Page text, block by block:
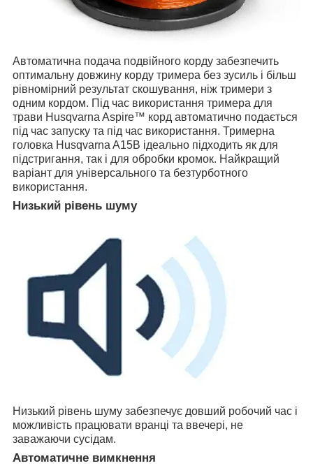
Автоматична подача подвійного корду забезпечить
оптимальну довжину корду тримера без зусиль і більш
рівномірний результат скошування, ніж тримери з
одним кордом. Під час використання тримера для
трави Husqvarna Aspire™ корд автоматично подається
під час запуску та під час використання. Тримерна
головка Husqvarna A15B ідеально підходить як для
підстригання, так і для обробки кромок. Найкращий
варіант для універсального та безтурботного
використання.
Низький рівень шуму
Низький рівень шуму забезпечує довший робочий час і
можливість працювати вранці та ввечері, не
заважаючи сусідам.
Автоматичне вимкнення